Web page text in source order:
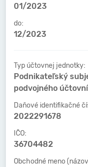
01/2023
do:
12/2023
Typ účtovnej jednotky:
Podnikateľský
podvojného
Daňové identifikačné
2022291678
IČO:
36704482
Obchodné meno